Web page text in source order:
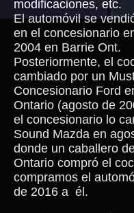
modificaciones, etc.
El automóvil se
en el concesionario
2004 en Barrie Ont.
Posteriormente, el
cambiado por un
Concesionario Ford
Ontario (agosto de
el concesionario lo
Sound Mazda en
donde un caballero
Ontario compró el
compramos el
de 2016 a él.